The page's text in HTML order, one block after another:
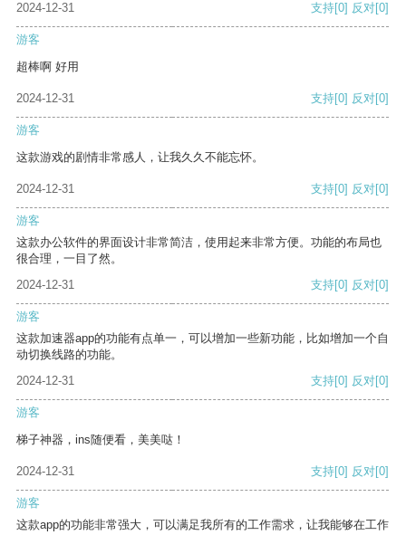
2024-12-31
支持[0] 反对[0]
游客
超棒啊 好用
2024-12-31 支持[0] 反对[0]
游客
这款游戏的剧情非常感人，让我久久不能忘怀。
2024-12-31 支持[0] 反对[0]
游客
这款办公软件的界面设计非常简洁，使用起来非常方便。功能的布局也
很合理，一目了然。
2024-12-31
支持[0] 反对[0]
游客
这款加速器app的功能有点单一，可以增加一些新功能，比如增加一个自
动切换线路的功能。
2024-12-31
支持[0] 反对[0]
游客
梯子神器，ins随便看，美美哒！
2024-12-31 支持[0] 反对[0]
游客
这款app的功能非常强大，可以满足我所有的工作需求，让我能够在工作